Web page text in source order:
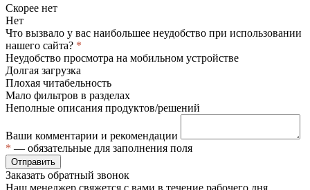
Скорее нет
Нет
Что вызвало у вас наибольшее неудобство при использовании
нашего сайта? *
Неудобство просмотра на мобильном устройстве
Долгая загрузка
Плохая читабельность
Мало фильтров в разделах
Неполные описания продуктов/решений
Ваши комментарии и рекомендации
* — обязательные для заполнения поля
Отправить
Заказать обратный звонок
Наш менеджер свяжется с вами в течение рабочего дня